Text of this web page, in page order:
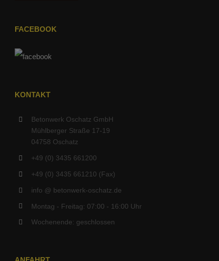
FACEBOOK
KONTAKT
Betonwerk Oschatz GmbH
Mühlberger Straße 17-19
04758 Oschatz
+49 (0) 3435 661200
+49 (0) 3435 661210 (Fax)
info @ betonwerk-oschatz.de
Montag - Freitag: 07:00 - 16:00 Uhr
Wochenende: geschlossen